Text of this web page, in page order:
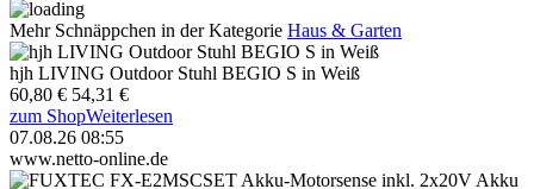
Mehr Schnäppchen in der Kategorie Haus & Garten
hjh LIVING Outdoor Stuhl BEGIO S in Weiß
60,80 € 54,31 €
zum ShopWeiterlesen
07.08.26 08:55
www.netto-online.de